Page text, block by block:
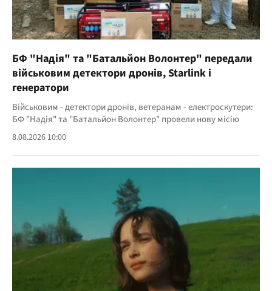
БФ "Надія" та "Батальйон Волонтер" передали
військовим детектори дронів, Starlink і
генератори
Військовим - детектори дронів, ветеранам - електроскутери:
БФ "Надія" та "Батальйон Волонтер" провели нову місію
8.08.2026 10:00